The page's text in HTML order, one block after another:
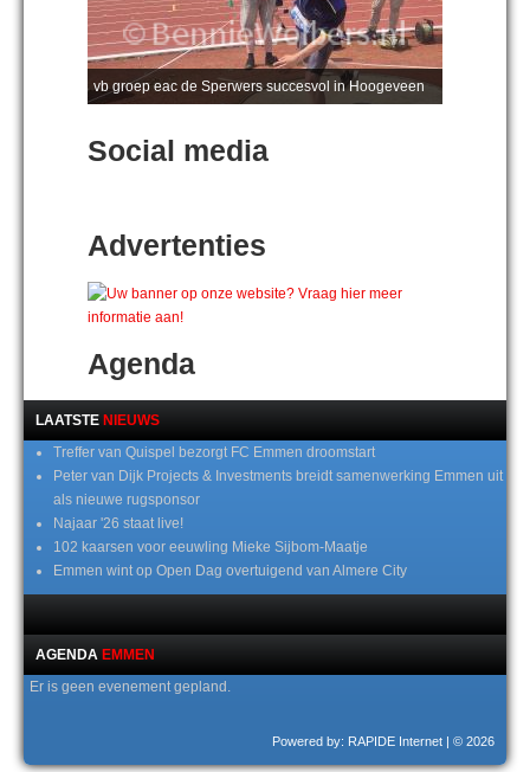
vb groep eac de Sperwers succesvol in Hoogeveen
Social media
Advertenties
Agenda
LAATSTE NIEUWS
Treffer van Quispel bezorgt FC Emmen droomstart
Peter van Dijk Projects & Investments breidt samenwerking Emmen uit
als nieuwe rugsponsor
Najaar '26 staat live!
102 kaarsen voor eeuwling Mieke Sijbom-Maatje
Emmen wint op Open Dag overtuigend van Almere City
AGENDA EMMEN
Er is geen evenement gepland.
Powered by: RAPIDE Internet | © 2026